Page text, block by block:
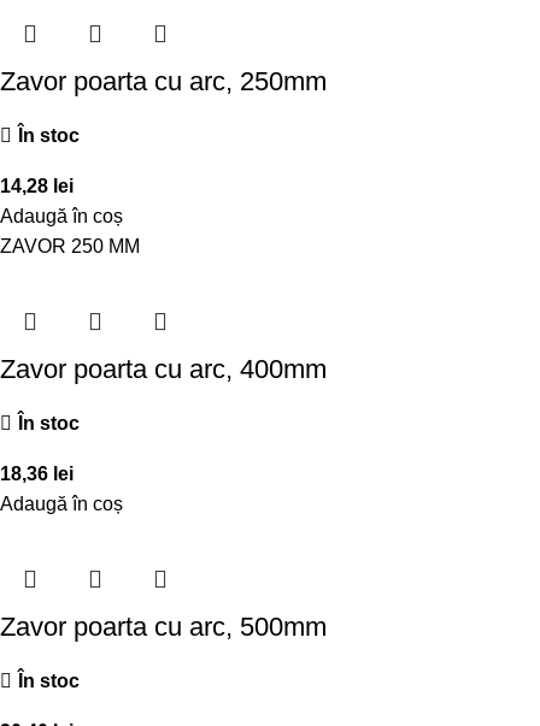
Zavor poarta cu arc, 250mm
În stoc
14,28 lei
Adaugă în coș
ZAVOR 250 MM
Zavor poarta cu arc, 400mm
În stoc
18,36 lei
Adaugă în coș
Zavor poarta cu arc, 500mm
În stoc